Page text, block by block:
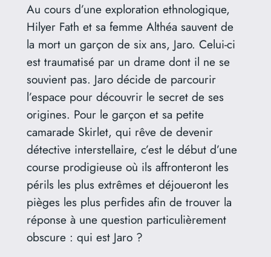
Au cours d’une exploration ethnologique,
Hilyer Fath et sa femme Althéa sauvent de
la mort un garçon de six ans, Jaro. Celui-ci
est traumatisé par un drame dont il ne se
souvient pas. Jaro décide de parcourir
l’espace pour découvrir le secret de ses
origines. Pour le garçon et sa petite
camarade Skirlet, qui rêve de devenir
détective interstellaire, c’est le début d’une
course prodigieuse où ils affronteront les
périls les plus extrêmes et déjoueront les
pièges les plus perfides afin de trouver la
réponse à une question particulièrement
obscure : qui est Jaro ?